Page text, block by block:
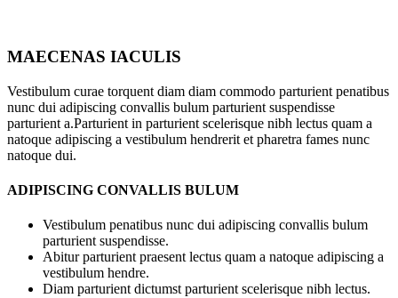
MAECENAS IACULIS
Vestibulum curae torquent diam diam commodo parturient penatibus
nunc dui adipiscing convallis bulum parturient suspendisse
parturient a.Parturient in parturient scelerisque nibh lectus quam a
natoque adipiscing a vestibulum hendrerit et pharetra fames nunc
natoque dui.
ADIPISCING CONVALLIS BULUM
Vestibulum penatibus nunc dui adipiscing convallis bulum
parturient suspendisse.
Abitur parturient praesent lectus quam a natoque adipiscing a
vestibulum hendre.
Diam parturient dictumst parturient scelerisque nibh lectus.